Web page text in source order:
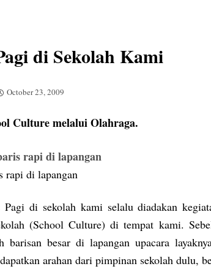
di Sekolah Kami
October 23, 2009
Culture melalui Olahraga.
rapi di lapangan
Pagi di sekolah kami selalu diadakan
(School Culture) di tempat kami.
barisan besar di lapangan upacara
arahan dari pimpinan sekolah dulu,